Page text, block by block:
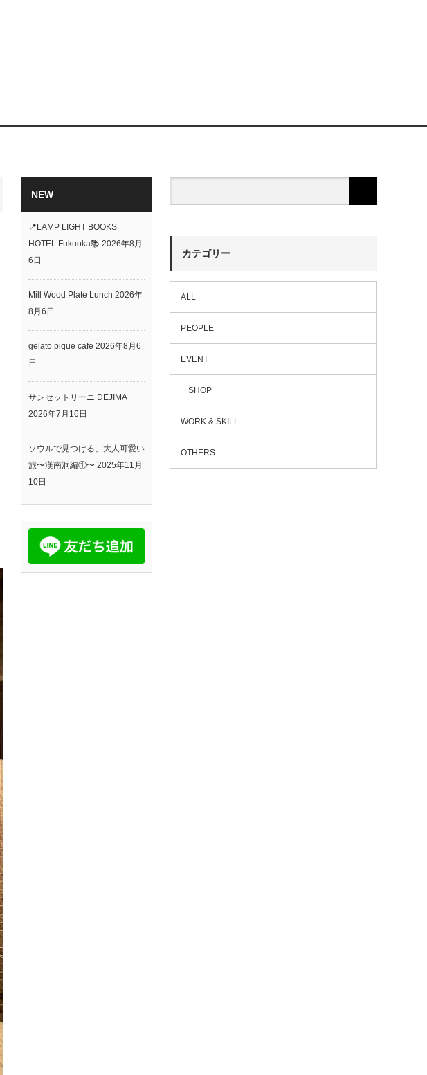
NEW
📍LAMP LIGHT BOOKS
HOTEL Fukuoka📚 2026年8月
6日
Mill Wood Plate Lunch 2026年
8月6日
gelato pique cafe 2026年8月6
日
サンセットリーニ DEJIMA
2026年7月16日
ソウルで見つける、大人可愛い
旅〜漢南洞編①〜 2025年11月
10日
カテゴリー
ALL
PEOPLE
EVENT
SHOP
WORK & SKILL
OTHERS